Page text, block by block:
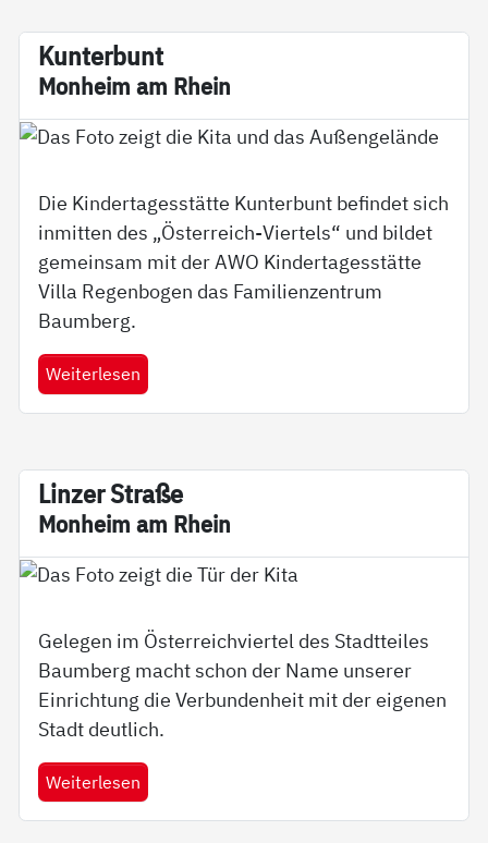
Kun­ter­b­unt
Mon­heim am Rhein
Die Kindertagesstätte Kunterbunt befindet sich
inmitten des „Österreich-Viertels“ und bildet
gemeinsam mit der AWO Kindertagesstätte
Villa Regenbogen das Familienzentrum
Baumberg.
Weiterlesen
Lin­zer Stra­ße
Mon­heim am Rhein
Gelegen im Österreichviertel des Stadtteiles
Baumberg macht schon der Name unserer
Einrichtung die Verbundenheit mit der eigenen
Stadt deutlich.
Weiterlesen